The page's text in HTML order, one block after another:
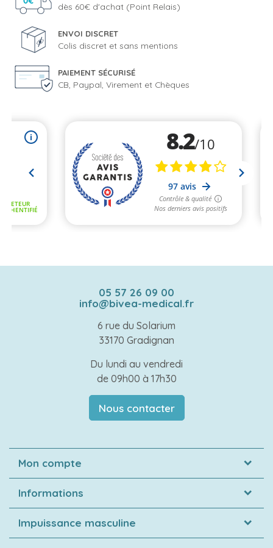
dès 60€ d'achat (Point Relais)
ENVOI DISCRET
Colis discret et sans mentions
PAIEMENT SÉCURISÉ
CB, Paypal, Virement et Chèques
05 57 26 09 00
info@bivea-medical.fr
6 rue du Solarium
33170 Gradignan
Du lundi au vendredi
de 09h00 à 17h30
Nous contacter
Mon compte
Informations
Impuissance masculine